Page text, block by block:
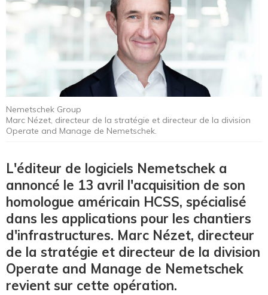
Nemetschek Group
Marc Nézet, directeur de la stratégie et directeur de la division
Operate and Manage de Nemetschek.
L'éditeur de logiciels Nemetschek a
annoncé le 13 avril l'acquisition de son
homologue américain HCSS, spécialisé
dans les applications pour les chantiers
d'infrastructures. Marc Nézet, directeur
de la stratégie et directeur de la division
Operate and Manage de Nemetschek
revient sur cette opération.